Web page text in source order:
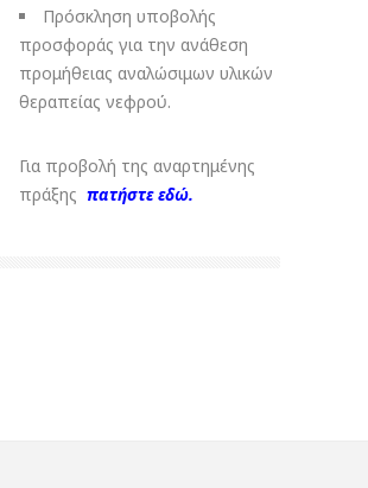
Πρόσκληση υποβολής
προσφοράς για την ανάθεση
προμήθειας αναλώσιμων υλικών
θεραπείας νεφρού.
Για προβολή της αναρτημένης
πράξης πατήστε εδώ.